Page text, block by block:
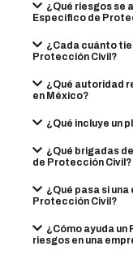
¿Qué riesgos se
Específico de
¿Cada cuánto
Protección Civil?
¿Qué autoridad
en México?
¿Qué incluye un
¿Qué brigadas
de Protección Civil?
¿Qué pasa si
Protección Civil?
¿Cómo ayuda
riesgos en una